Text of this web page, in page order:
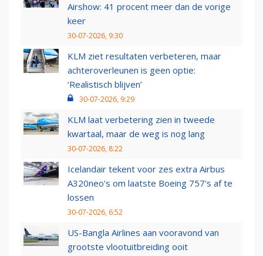
Airshow: 41 procent meer dan de vorige
keer
30-07-2026, 9:30
KLM ziet resultaten verbeteren, maar
achteroverleunen is geen optie:
‘Realistisch blijven’
30-07-2026, 9:29
KLM laat verbetering zien in tweede
kwartaal, maar de weg is nog lang
30-07-2026, 8:22
Icelandair tekent voor zes extra Airbus
A320neo's om laatste Boeing 757's af te
lossen
30-07-2026, 6:52
US-Bangla Airlines aan vooravond van
grootste vlootuitbreiding ooit